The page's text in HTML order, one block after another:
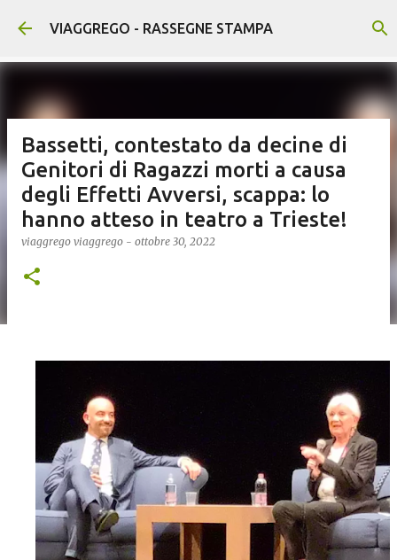
Passa ai contenuti principali
VIAGGREGO - RASSEGNE STAMPA
Bassetti, contestato da decine di
Genitori di Ragazzi morti a causa
degli Effetti Avversi, scappa: lo
hanno atteso in teatro a Trieste!
viaggrego viaggrego - ottobre 30, 2022